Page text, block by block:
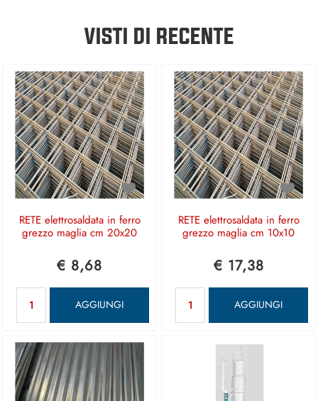
VISTI DI RECENTE
RETE elettrosaldata in ferro
grezzo maglia cm 20x20
€ 8,68
AGGIUNGI
RETE elettrosaldata in ferro
grezzo maglia cm 10x10
€ 17,38
AGGIUNGI